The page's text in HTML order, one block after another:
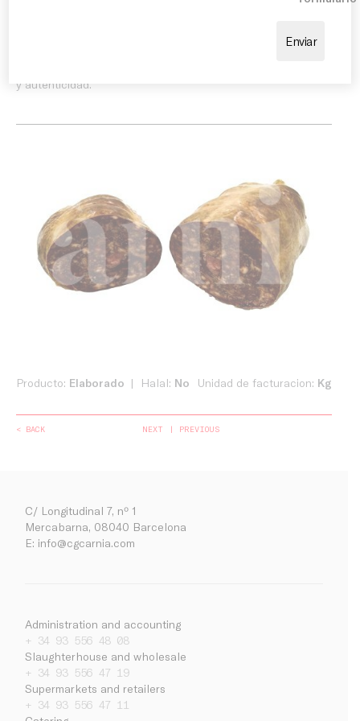
Company
Work with us
y autenticidad.
Producto: Elaborado Halal: No Unidad de facturacion: Kg
< BACK NEXT PREVIOUS
C/ Longitudinal 7, nº 1
Mercabarna, 08040 Barcelona
E: info@cgcarnia.com
Administration and accounting
+ 34 93 556 48 08
Slaughterhouse and wholesale
+ 34 93 556 47 19
Supermarkets and retailers
+ 34 93 556 47 11